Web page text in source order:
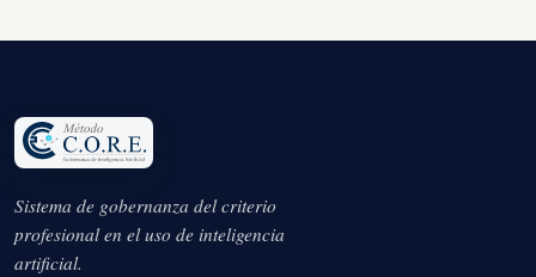
Sistema de gobernanza del criterio
profesional en el uso de inteligencia
artificial.